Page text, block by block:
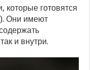
готовятся
Они имеют
и внутри.